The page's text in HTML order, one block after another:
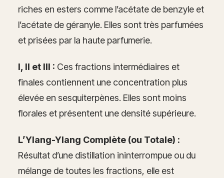
riches en esters comme l’acétate de benzyle et
l’acétate de géranyle. Elles sont très parfumées
et prisées par la haute parfumerie.
I, II et III : Ces fractions intermédiaires et
finales contiennent une concentration plus
élevée en sesquiterpènes. Elles sont moins
florales et présentent une densité supérieure.
L’Ylang-Ylang Complète (ou Totale) :
Résultat d’une distillation ininterrompue ou du
mélange de toutes les fractions, elle est